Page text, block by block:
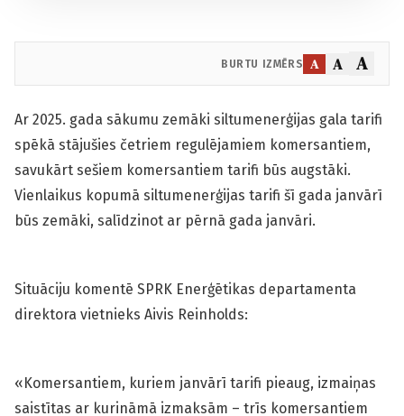
BURTU IZMĒRS A A A
Ar 2025. gada sākumu zemāki siltumenerģijas gala tarifi
spēkā stājušies četriem regulējamiem komersantiem,
savukārt sešiem komersantiem tarifi būs augstāki.
Vienlaikus kopumā siltumenerģijas tarifi šī gada janvārī
būs zemāki, salīdzinot ar pērnā gada janvāri.
Situāciju komentē SPRK Enerģētikas departamenta
direktora vietnieks Aivis Reinholds:
«Komersantiem, kuriem janvārī tarifi pieaug, izmaiņas
saistītas ar kurināmā izmaksām – trīs komersantiem